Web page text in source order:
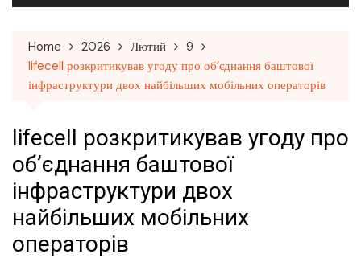
Home 2026 Лютий
9
lifecell розкритикував угоду про об’єднання баштової
інфраструктури двох найбільших мобільних операторів
lifecell розкритикував угоду про
об’єднання баштової
інфраструктури двох
найбільших мобільних
операторів